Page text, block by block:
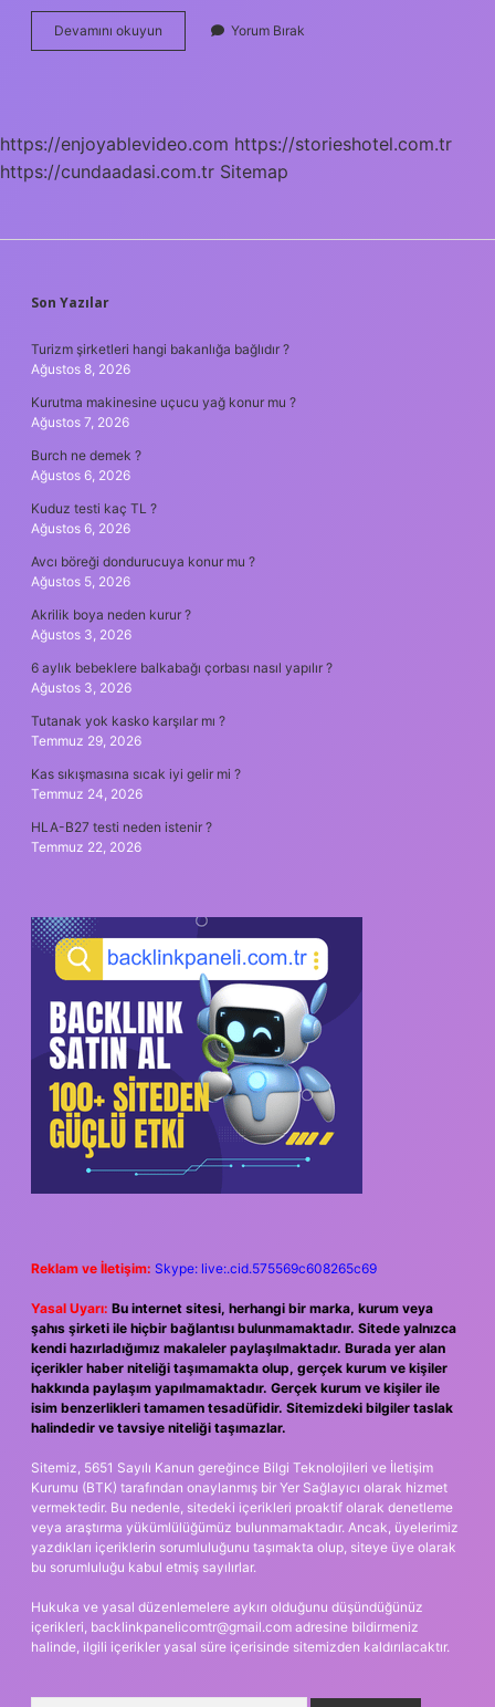
Devamını okuyun
Burkulması
Yorum Bırak
https://enjoyablevideo.com https://storieshotel.com.tr
https://cundaadasi.com.tr Sitemap
SIDEBAR
Son Yazılar
Turizm şirketleri hangi bakanlığa bağlıdır ?
Ağustos 8, 2026
Kurutma makinesine uçucu yağ konur mu ?
Ağustos 7, 2026
Burch ne demek ?
Ağustos 6, 2026
Kuduz testi kaç TL ?
Ağustos 6, 2026
Avcı böreği dondurucuya konur mu ?
Ağustos 5, 2026
Akrilik boya neden kurur ?
Ağustos 3, 2026
6 aylık bebeklere balkabağı çorbası nasıl yapılır ?
Ağustos 3, 2026
Tutanak yok kasko karşılar mı ?
Temmuz 29, 2026
Kas sıkışmasına sıcak iyi gelir mi ?
Temmuz 24, 2026
HLA-B27 testi neden istenir ?
Temmuz 22, 2026
Reklam ve İletişim: Skype: live:.cid.575569c608265c69
Yasal Uyarı: Bu internet sitesi, herhangi bir marka, kurum veya
şahıs şirketi ile hiçbir bağlantısı bulunmamaktadır. Sitede yalnızca
kendi hazırladığımız makaleler paylaşılmaktadır. Burada yer alan
içerikler haber niteliği taşımamakta olup, gerçek kurum ve kişiler
hakkında paylaşım yapılmamaktadır. Gerçek kurum ve kişiler ile
isim benzerlikleri tamamen tesadüfidir. Sitemizdeki bilgiler taslak
halindedir ve tavsiye niteliği taşımazlar.
Sitemiz, 5651 Sayılı Kanun gereğince Bilgi Teknolojileri ve İletişim
Kurumu (BTK) tarafından onaylanmış bir Yer Sağlayıcı olarak hizmet
vermektedir. Bu nedenle, sitedeki içerikleri proaktif olarak denetleme
veya araştırma yükümlülüğümüz bulunmamaktadır. Ancak, üyelerimiz
yazdıkları içeriklerin sorumluluğunu taşımakta olup, siteye üye olarak
bu sorumluluğu kabul etmiş sayılırlar.
Hukuka ve yasal düzenlemelere aykırı olduğunu düşündüğünüz
içerikleri, backlinkpanelicomtr@gmail.com adresine bildirmeniz
halinde, ilgili içerikler yasal süre içerisinde sitemizden kaldırılacaktır.